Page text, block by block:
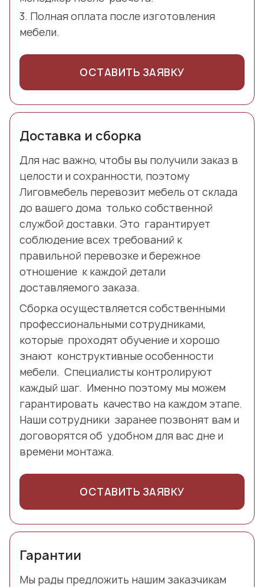
Полная оплата после изготовления
мебели.
ОСТАВИТЬ ЗАЯВКУ
Доставка и сборка
Для нас важно, чтобы вы получили заказ в
целости и сохранности, поэтому
Лиговмебель перевозит мебель от склада
до вашего дома только собственной
службой доставки. Это гарантирует
соблюдение всех требований к
правильной перевозке и бережное
отношение к каждой детали
доставляемого заказа.
Сборка осуществляется собственными
профессиональными сотрудниками,
которые проходят обучение и хорошо
знают конструктивные особенности
мебели. Специалисты контролируют
каждый шаг. Именно поэтому мы можем
гарантировать качество на каждом этапе.
Наши сотрудники заранее позвонят вам и
договорятся об удобном для вас дне и
времени монтажа.
ОСТАВИТЬ ЗАЯВКУ
Гарантии
Мы рады предложить нашим заказчикам